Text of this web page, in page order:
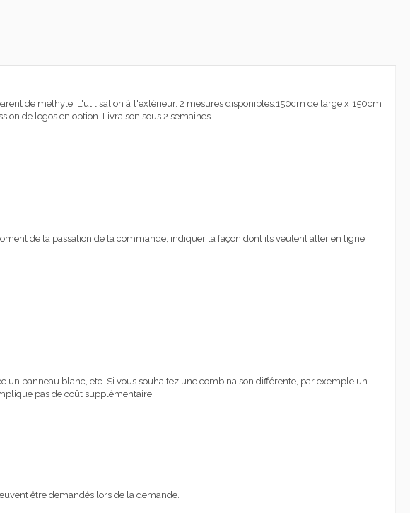
de méthyle. L'utilisation à l'extérieur. 2 mesures disponibles:150cm de large x 150cm
de logos en option. Livraison sous 2 semaines.
de la passation de la commande, indiquer la façon dont ils veulent aller en ligne
panneau blanc, etc. Si vous souhaitez une combinaison différente, par exemple un
pas de coût supplémentaire.
être demandés lors de la demande.